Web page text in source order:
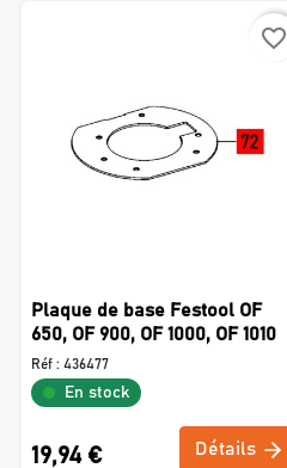
favorite_border
Plaque de base Festool OF
650, OF 900, OF 1000, OF 1010
Réf : 436477
En stock
19,94 € Détails